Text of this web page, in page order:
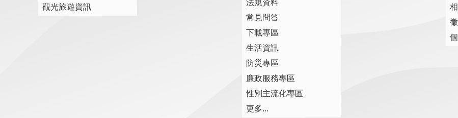
觀光旅遊資訊
法規資料
常見問答
下載專區
生活資訊
防災專區
廉政服務專區
性別主流化專區
更多...